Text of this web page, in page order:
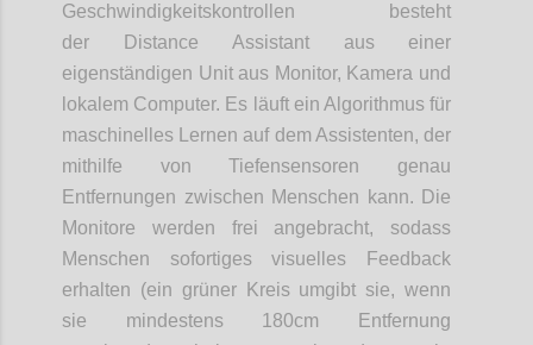
Geschwindigkeitskontrollen besteht
der Distance Assistant aus einer
eigenständigen Unit aus Monitor, Kamera und
lokalem Computer. Es läuft ein Algorithmus für
maschinelles Lernen auf dem Assistenten, der
mithilfe von Tiefensensoren genau
Entfernungen zwischen Menschen kann. Die
Monitore werden frei angebracht, sodass
Menschen sofortiges visuelles Feedback
erhalten (ein grüner Kreis umgibt sie, wenn
sie mindestens 180cm Entfernung